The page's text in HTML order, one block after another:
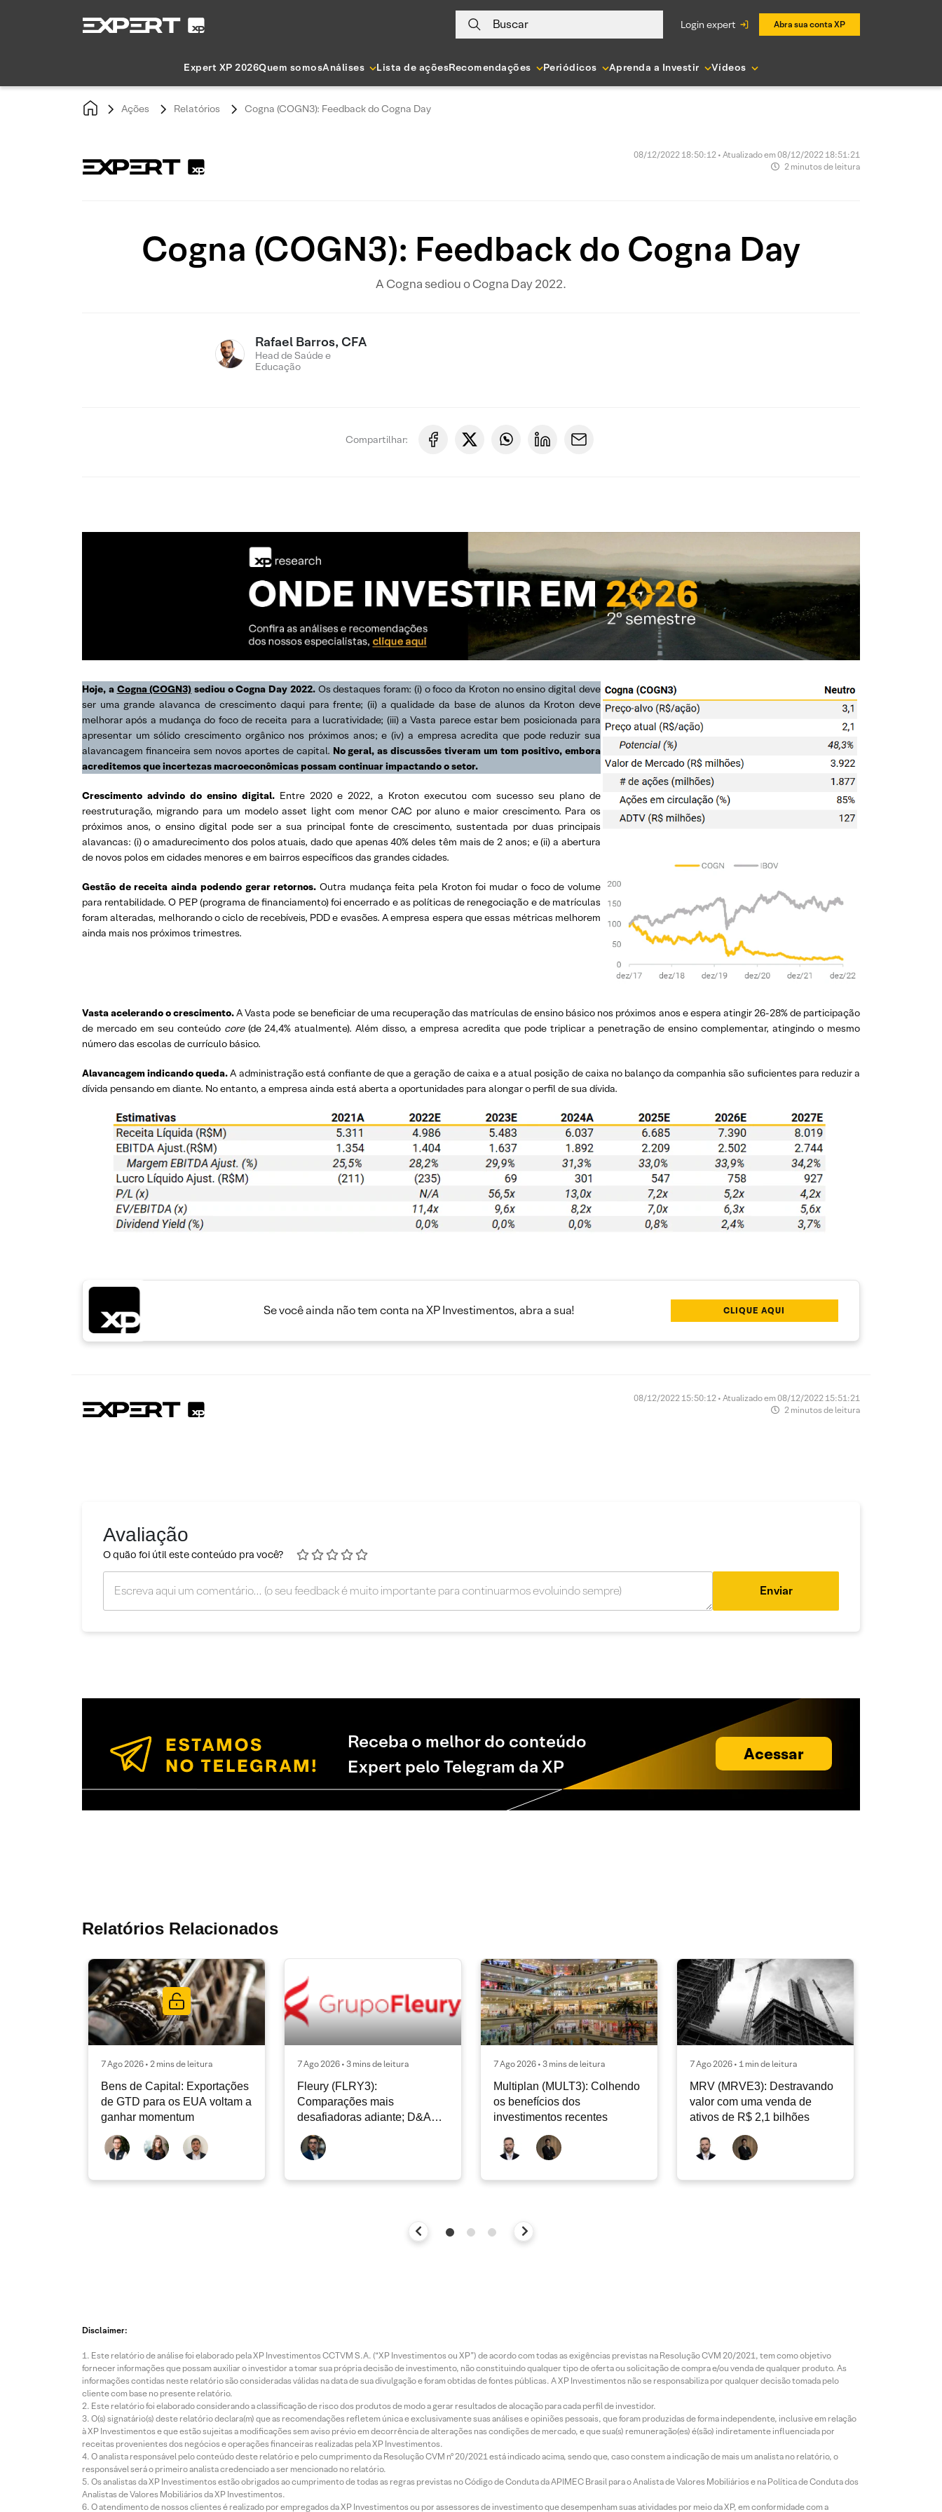
Buscar login expert Abra sua conta XP
Expert XP 2026Quem somosAnálises Lista de açõesRecomendações Periódicos Aprenda a Investir Vídeos
Ações Relatórios Cogna (COGN3): Feedback do Cogna Day
08/12/2022 18:50:12 • Atualizado em 08/12/2022 18:51:21
2 minutos de leitura
Cogna (COGN3): Feedback do Cogna Day
A Cogna sediou o Cogna Day 2022.
Rafael Barros, CFA
Head de Saúde e
Educação
Compartilhar:
Hoje, a Cogna (COGN3) sediou o Cogna Day 2022. Os destaques foram: (i) o foco da Kroton no ensino digital deve
ser uma grande alavanca de crescimento daqui para frente; (ii) a qualidade da base de alunos da Kroton deve
melhorar após a mudança do foco de receita para a lucratividade; (iii) a Vasta parece estar bem posicionada para
apresentar um sólido crescimento orgânico nos próximos anos; e (iv) a empresa acredita que pode reduzir sua
alavancagem financeira sem novos aportes de capital. No geral, as discussões tiveram um tom positivo, embora
acreditemos que incertezas macroeconômicas possam continuar impactando o setor.
Crescimento advindo do ensino digital.Entre 2020 e 2022, a Kroton executou com sucesso seu plano de
reestruturação, migrando para um modelo asset light com menor CAC por aluno e maior crescimento. Para os
próximos anos, o ensino digital pode ser a sua principal fonte de crescimento, sustentada por duas principais
alavancas: (i) o amadurecimento dos polos atuais, dado que apenas 40% deles têm mais de 2 anos; e (ii) a abertura
de novos polos em cidades menores e em bairros específicos das grandes cidades.
Gestão de receita ainda podendo gerar retornos. Outra mudança feita pela Kroton foi mudar o foco de volume
para rentabilidade. O PEP (programa de financiamento) foi encerrado e as políticas de renegociação e de matrículas
foram alteradas, melhorando o ciclo de recebíveis, PDD e evasões. A empresa espera que essas métricas melhorem
ainda mais nos próximos trimestres.
Vasta acelerando o crescimento.A Vasta pode se beneficiar de uma recuperação das matrículas de ensino básico nos próximos anos e espera atingir 26-28% de participação
de mercado em seu conteúdo core(de 24,4% atualmente). Além disso, a empresa acredita que pode triplicar a penetração de ensino complementar, atingindo o mesmo
número das escolas de currículo básico.
Alavancagem indicando queda.A administração está confiante de que a geração de caixa e a atual posição de caixa no balanço da companhia são suficientes para reduzir a
dívida pensando em diante. No entanto, a empresa ainda está aberta a oportunidades para alongar o perfil de sua dívida.
Se você ainda não tem conta na XP Investimentos, abra a sua! CLIQUE AQUI
08/12/2022 15:50:12 • Atualizado em 08/12/2022 15:51:21
2 minutos de leitura
Avaliação
O quão foi útil este conteúdo pra você?
Enviar
Receba o melhor do conteúdo
Expert pelo Telegram da XP
Acessar
Relatórios Relacionados
7 Ago 2026 • 2 mins de leitura
Bens de Capital: Exportações
de GTD para os EUA voltam a
ganhar momentum
7 Ago 2026 • 3 mins de leitura
Fleury (FLRY3):
Comparações mais
desafiadoras adiante; D&A
deve permanecer nos níveis
atuais
7 Ago 2026 • 3 mins de leitura
Multiplan (MULT3): Colhendo
os benefícios dos
investimentos recentes
7 Ago 2026 • 1 min de leitura
MRV (MRVE3): Destravando
valor com uma venda de
ativos de R$ 2,1 bilhões
Disclaimer:
Este relatório de análise foi elaborado pela XP Investimentos CCTVM S.A. (“XP Investimentos ou XP”) de acordo com todas as exigências previstas na Resolução CVM 20/2021, tem como objetivo
fornecer informações que possam auxiliar o investidor a tomar sua própria decisão de investimento, não constituindo qualquer tipo de oferta ou solicitação de compra e/ou venda de qualquer produto. As
informações contidas neste relatório são consideradas válidas na data de sua divulgação e foram obtidas de fontes públicas. A XP Investimentos não se responsabiliza por qualquer decisão tomada pelo
cliente com base no presente relatório.
Este relatório foi elaborado considerando a classificação de risco dos produtos de modo a gerar resultados de alocação para cada perfil de investidor.
O(s) signatário(s) deste relatório declara(m) que as recomendações refletem única e exclusivamente suas análises e opiniões pessoais, que foram produzidas de forma independente, inclusive em relação
à XP Investimentos e que estão sujeitas a modificações sem aviso prévio em decorrência de alterações nas condições de mercado, e que sua(s) remuneração(es) é(são) indiretamente influenciada por
receitas provenientes dos negócios e operações financeiras realizadas pela XP Investimentos.
O analista responsável pelo conteúdo deste relatório e pelo cumprimento da Resolução CVM nº 20/2021 está indicado acima, sendo que, caso constem a indicação de mais um analista no relatório, o
responsável será o primeiro analista credenciado a ser mencionado no relatório.
Os analistas da XP Investimentos estão obrigados ao cumprimento de todas as regras previstas no Código de Conduta da APIMEC Brasil para o Analista de Valores Mobiliários e na Política de Conduta dos
Analistas de Valores Mobiliários da XP Investimentos.
O atendimento de nossos clientes é realizado por empregados da XP Investimentos ou por assessores de investimento que desempenham suas atividades por meio da XP, em conformidade com a